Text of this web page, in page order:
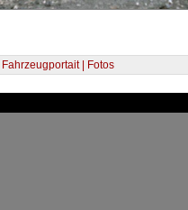
Fahrzeugportait | Fotos